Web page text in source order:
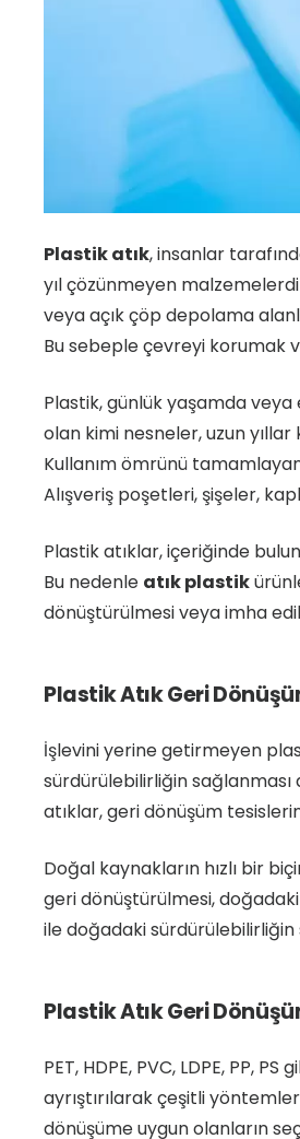
Plastik atık, insanlar
yıl çözünmeyen
veya açık çöp depolama
Bu sebeple çevreyi korumak
Plastik, günlük yaşamda veya
olan kimi nesneler, uzun
Kullanım ömrünü
Alışveriş poşetleri, şişeler,
Plastik atıklar, içeriğinde
Bu nedenle atık plastik
dönüştürülmesi veya imha
Plastik Atık Geri
İşlevini yerine getirmeyen
sürdürülebilirliğin
atıklar, geri dönüşüm
Doğal kaynakların hızlı bir
geri dönüştürülmesi, doğadaki
ile doğadaki
Plastik Atık Geri
PET, HDPE, PVC, LDPE, PP,
ayrıştırılarak çeşitli
dönüşüme uygun olanların